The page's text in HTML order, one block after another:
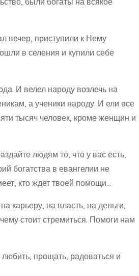
вечер, приступили к Нему
в селения и купили себе
И велел народу возлечь на
а ученики народу. И ели все
тысяч человек, кроме женщин и
людям то, что у вас есть,
богатства в евангелии не
кто ждет твоей помощи…
карьеру, на власть, на деньги,
стоит стремиться. Помоги нам
прощать, радоваться и